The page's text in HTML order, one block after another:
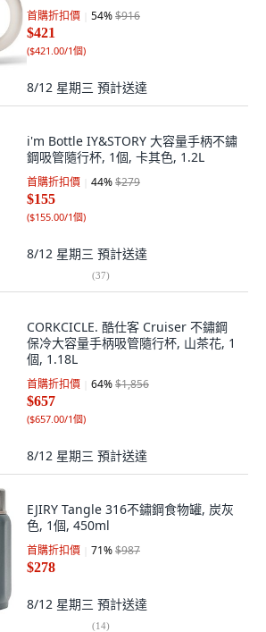
首購折扣價 54%$916
$421
($421.00/1個)
8/12 星期三 預計送達
i'm Bottle IY&STORY 大容量手柄不鏽
鋼吸管隨行杯, 1個, 卡其色, 1.2L
首購折扣價 44%$279
$155
($155.00/1個)
8/12 星期三 預計送達
(37)
CORKCICLE. 酷仕客 Cruiser 不鏽鋼
保冷大容量手柄吸管隨行杯, 山茶花, 1
個, 1.18L
首購折扣價 64%$1,856
$657
($657.00/1個)
8/12 星期三 預計送達
EJIRY Tangle 316不鏽鋼食物罐, 炭灰
色, 1個, 450ml
首購折扣價 71%$987
$278
8/12 星期三 預計送達
(14)